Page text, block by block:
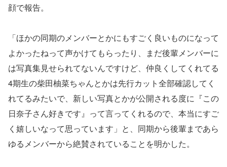
顔で報告。
「ほかの同期のメンバーとかにもすごく良いものになって
よかったねって声かけてもらったり、まだ後輩メンバーに
は写真集見せられてないんですけど、仲良くしてくれてる
4期生の柴田柚菜ちゃんとかは先行カット全部確認してく
れてるみたいで、新しい写真とかが公開される度に『この
日奈子さん好きです』って言ってくれるので、本当にすご
く嬉しいなって思っています」と、同期から後輩まであら
ゆるメンバーから絶賛されていることを明かした。